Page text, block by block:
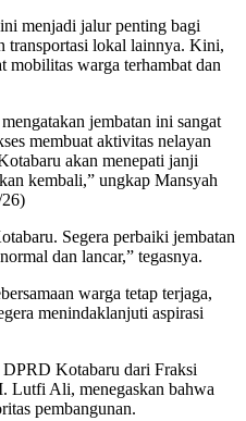
menjadi jalur penting bagi
transportasi lokal lainnya. Kini,
mobilitas warga terhambat dan
jembatan ini sangat
membuat aktivitas nelayan
akan menepati janji
kembali,” ungkap Mansyah
Segera perbaiki jembatan
dan lancar,” tegasnya.
warga tetap terjaga,
menindaklanjuti aspirasi
DPRD Kotabaru dari Fraksi
Lutfi Ali, menegaskan bahwa
pembangunan.